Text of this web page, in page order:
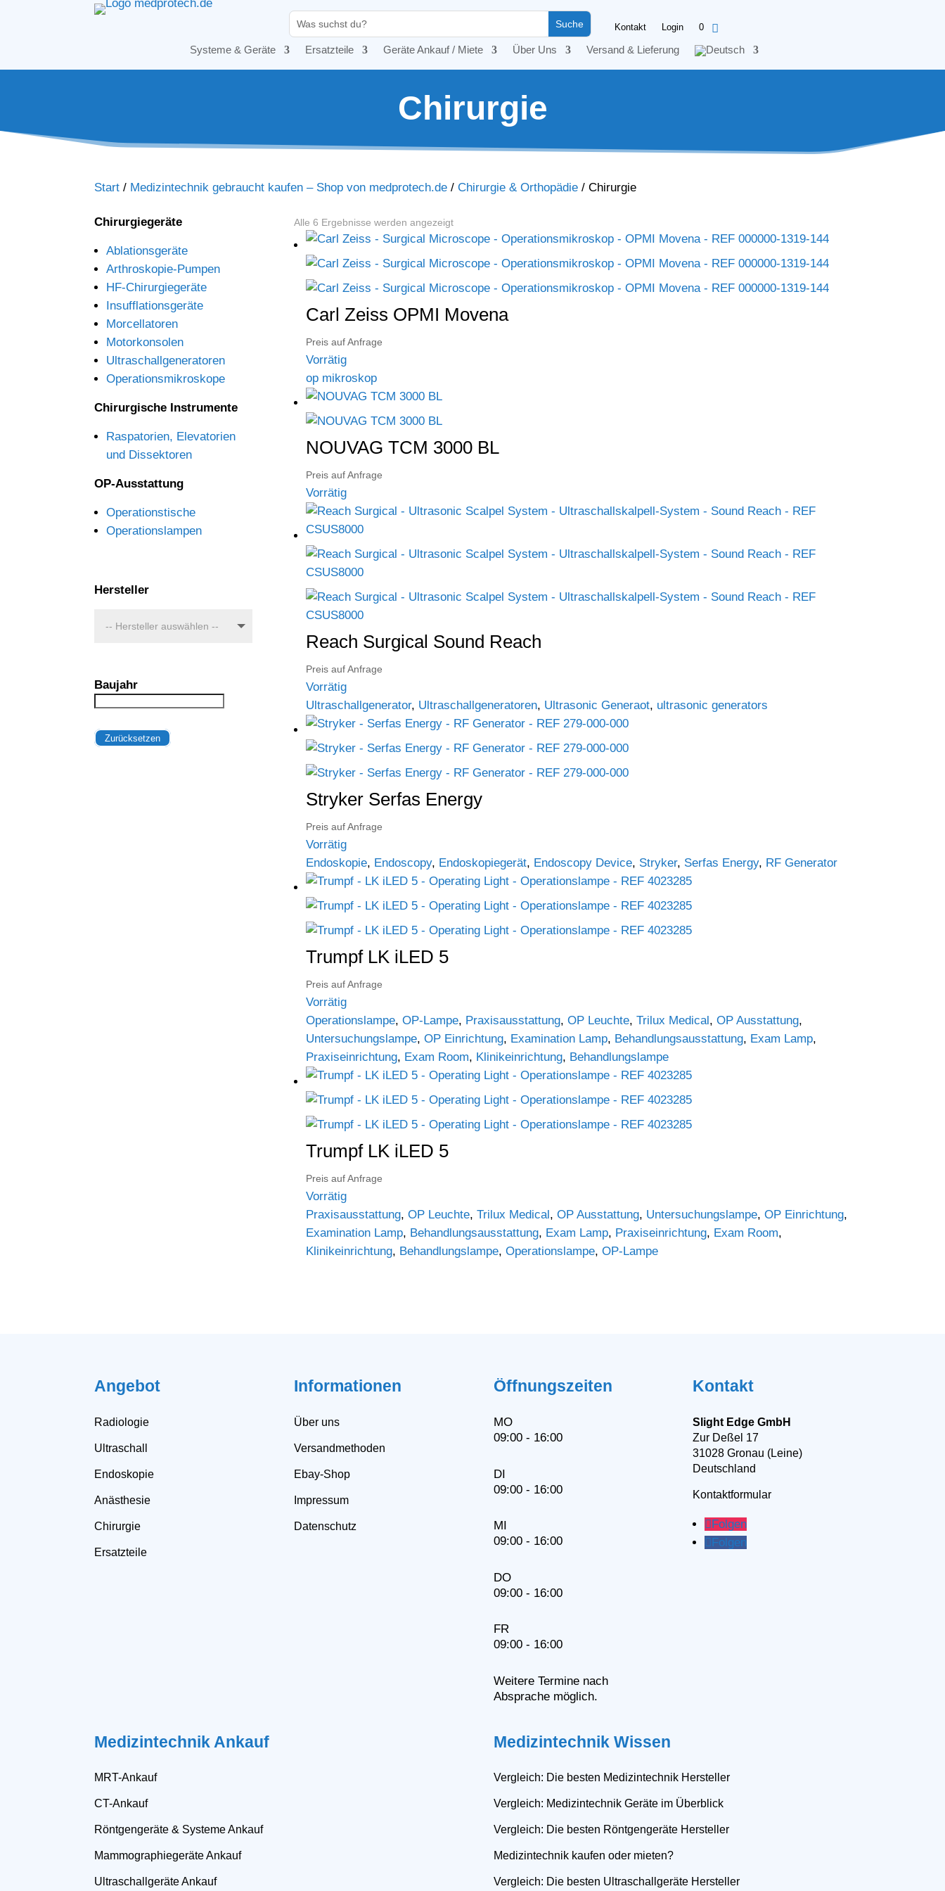
Kontakt Login 0
Systeme & Geräte Ersatzteile Geräte Ankauf / Miete Über Uns Versand & Lieferung
Chirurgie
Start / Medizintechnik gebraucht kaufen – Shop von medprotech.de /Chirurgie & Orthopädie /Chirurgie
Chirurgiegeräte
Ablationsgeräte
Arthroskopie-Pumpen
HF-Chirurgiegeräte
Insufflationsgeräte
Morcellatoren
Motorkonsolen
Ultraschallgeneratoren
Operationsmikroskope
Chirurgische Instrumente
Raspatorien, Elevatorien
und Dissektoren
OP-Ausstattung
Operationstische
Operationslampen
Hersteller
Baujahr
Zurücksetzen
Alle 6 Ergebnisse werden angezeigt
Carl Zeiss OPMI Movena
Preis auf Anfrage
Vorrätig
op mikroskop
NOUVAG TCM 3000 BL
Preis auf Anfrage
Vorrätig
Reach Surgical Sound Reach
Preis auf Anfrage
Vorrätig
Ultraschallgenerator, Ultraschallgeneratoren, Ultrasonic Generaot, ultrasonic generators
Stryker Serfas Energy
Preis auf Anfrage
Vorrätig
Endoskopie, Endoscopy, Endoskopiegerät, Endoscopy Device, Stryker, Serfas Energy, RF Generator
Trumpf LK iLED 5
Preis auf Anfrage
Vorrätig
Operationslampe, OP-Lampe, Praxisausstattung, OP Leuchte, Trilux Medical, OP Ausstattung,
Untersuchungslampe, OP Einrichtung, Examination Lamp, Behandlungsausstattung, Exam Lamp,
Praxiseinrichtung, Exam Room, Klinikeinrichtung, Behandlungslampe
Trumpf LK iLED 5
Preis auf Anfrage
Vorrätig
Praxisausstattung, OP Leuchte, Trilux Medical, OP Ausstattung, Untersuchungslampe, OP Einrichtung,
Examination Lamp, Behandlungsausstattung, Exam Lamp, Praxiseinrichtung, Exam Room,
Klinikeinrichtung, Behandlungslampe, Operationslampe, OP-Lampe
Angebot
Radiologie
Ultraschall
Endoskopie
Anästhesie
Chirurgie
Ersatzteile
Informationen
Über uns
Versandmethoden
Ebay-Shop
Impressum
Datenschutz
Öffnungszeiten
MO
09:00 - 16:00
DI
09:00 - 16:00
MI
09:00 - 16:00
DO
09:00 - 16:00
FR
09:00 - 16:00
Weitere Termine nach
Absprache möglich.
Kontakt
Slight Edge GmbH
Zur Deßel 17
31028 Gronau (Leine)
Deutschland
Kontaktformular
Folgen
Folgen
Medizintechnik Ankauf
MRT-Ankauf
CT-Ankauf
Röntgengeräte & Systeme Ankauf
Mammographiegeräte Ankauf
Ultraschallgeräte Ankauf
Medizintechnik Wissen
Vergleich: Die besten Medizintechnik Hersteller
Vergleich: Medizintechnik Geräte im Überblick
Vergleich: Die besten Röntgengeräte Hersteller
Medizintechnik kaufen oder mieten?
Vergleich: Die besten Ultraschallgeräte Hersteller